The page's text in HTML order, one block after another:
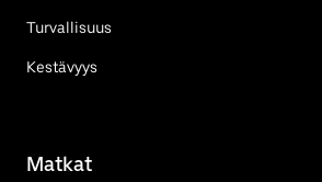
Turvallisuus
Kestävyys
Matkat